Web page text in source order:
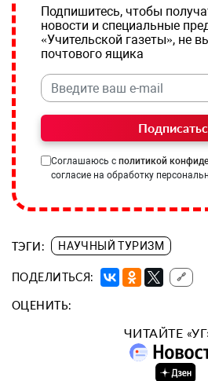
Подпишитесь, чтобы
новости и специальные
«Учительской газеты», не
почтового ящика
Соглашаюсь с политикой
согласие на обработку
ТЭГИ: НАУЧНЫЙ ТУРИЗМ
ПОДЕЛИТЬСЯ: 🔗
ОЦЕНИТЬ:
ЧИТАЙТЕ